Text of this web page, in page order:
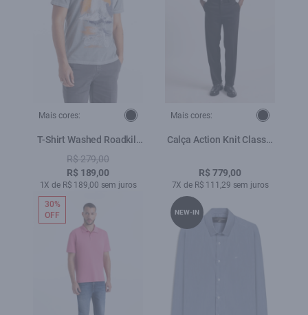
Mais cores:
T-Shirt Washed Roadkill
Cinza Claro
R$ 279,00
R$ 189,00
1X de R$ 189,00 sem juros
Mais cores:
Calça Action Knit Classic
R$ 779,00
7X de R$ 111,29 sem juros
30%
OFF
NEW-IN